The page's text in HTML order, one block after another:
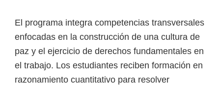
El programa integra competencias transversales
enfocadas en la construcción de una cultura de
paz y el ejercicio de derechos fundamentales en
el trabajo. Los estudiantes reciben formación en
razonamiento cuantitativo para resolver